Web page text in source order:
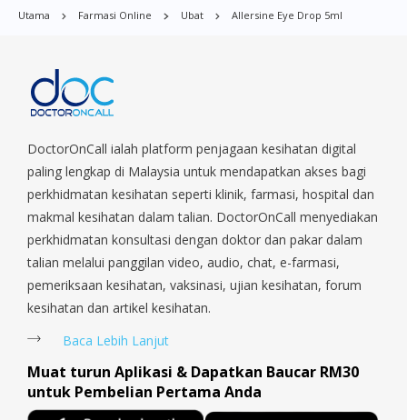
Village, Clementi Park, Dairy Farm, Eunos, East Coast, Farrer
East, Jurong West, Kallang/ Whampoa, Lim Chu Kang, Marine
Parade, Marina, Macpherson, Mandai, Newton, Novena,
Orchard, Pasir Ris, Punggol, Potong Pasir, Paya Lebar,
Sengkang, Serangoon, Serangoon Rd, Seletar, Tampines, Toa
Payoh, Tanjong Pagar, Telok Blangah, Tanglin, Thomson, Tuas,
Tengah, Upper East Coast, Upper Bukit Timah, Upper Thomson,
Woodlands, West Coast, Yishun, Yio Chu Kang.
Utama Farmasi Online Ubat Allersine Eye Drop 5ml
DoctorOnCall ialah platform penjagaan kesihatan digital
paling lengkap di Malaysia untuk mendapatkan akses bagi
perkhidmatan kesihatan seperti klinik, farmasi, hospital dan
makmal kesihatan dalam talian. DoctorOnCall menyediakan
perkhidmatan konsultasi dengan doktor dan pakar dalam
talian melalui panggilan video, audio, chat, e-farmasi,
pemeriksaan kesihatan, vaksinasi, ujian kesihatan, forum
kesihatan dan artikel kesihatan.
Baca Lebih Lanjut
Muat turun Aplikasi & Dapatkan Baucar RM30
untuk Pembelian Pertama Anda